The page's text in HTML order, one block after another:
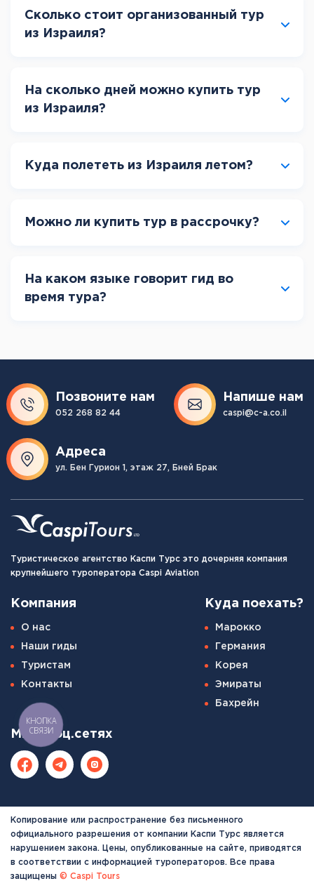
Сколько стоит организованный тур
из Израиля?
На сколько дней можно купить тур
из Израиля?
Куда полететь из Израиля летом?
Можно ли купить тур в рассрочку?
На каком языке говорит гид во
время тура?
Позвоните нам
052 268 82 44
Напише нам
caspi@c-a.co.il
Адреса
ул. Бен Гурион 1, этаж 27, Бней Брак
Туристическое агентство Каспи Турс это дочерняя компания
крупнейшего туроператора Caspi Aviation
Компания
О нас
Наши гиды
Туристам
Контакты
Куда поехать?
Марокко
Германия
Корея
Эмираты
Бахрейн
Мы в соц.сетях
Копирование или распространение без письменного
официального разрешения от компании Каспи Турс является
нарушением закона. Цены, опубликованные на сайте, приводятся
в соответствии с информацией туроператоров. Все права
защищены © Caspi Tours
КНОПКА
СВЯЗИ